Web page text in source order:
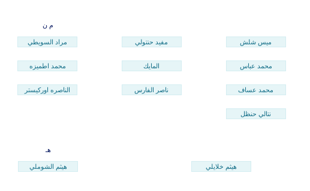
م ن
ميس شلش مفيد حنتولي مراد السويطي
محمد عباس المايك محمد اطميزه
محمد عساف ناصر الفارس الناصره اوركيستر
نتالي حنظل
هـ
هيثم خلايلي هيثم الشوملي